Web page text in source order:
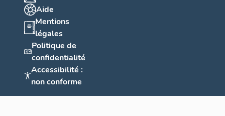
Aide
Mentions
légales
Politique de
confidentialité
Accessibilité :
non conforme